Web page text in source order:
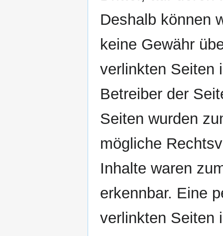
Deshalb können
keine Gewähr
verlinkten Seiten
Betreiber der
Seiten wurden
mögliche
Inhalte waren
erkennbar. Eine
verlinkten Seiten